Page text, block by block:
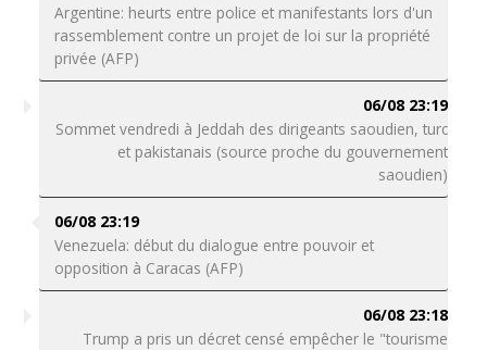
Argentine: heurts entre police et manifestants lors d'un
rassemblement contre un projet de loi sur la propriété
privée (AFP)
06/08 23:19
Sommet vendredi à Jeddah des dirigeants saoudien, turc
et pakistanais (source proche du gouvernement
saoudien)
06/08 23:19
Venezuela: début du dialogue entre pouvoir et
opposition à Caracas (AFP)
06/08 23:18
Trump a pris un décret censé empêcher le "tourisme